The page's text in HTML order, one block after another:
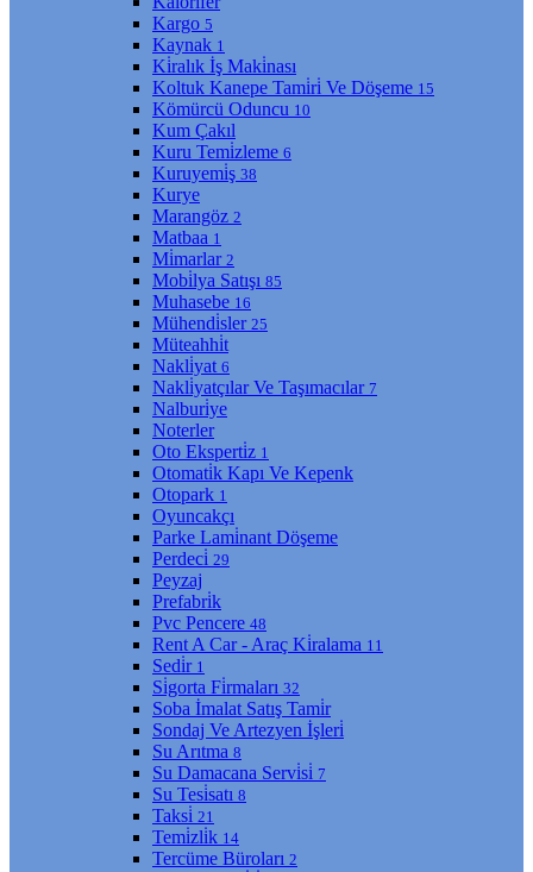
Kargo 5
Kaynak 1
Ki̇ralık İş Maki̇nası
Koltuk Kanepe Tami̇ri̇ Ve Döşeme 15
Kömürcü Oduncu 10
Kum Çakıl
Kuru Temi̇zleme 6
Kuruyemi̇ş 38
Kurye
Marangöz 2
Matbaa 1
Mi̇marlar 2
Mobi̇lya Satışı 85
Muhasebe 16
Mühendi̇sler 25
Müteahhi̇t
Nakli̇yat 6
Nakli̇yatçılar Ve Taşımacılar 7
Nalburi̇ye
Noterler
Oto Eksperti̇z 1
Otomati̇k Kapı Ve Kepenk
Otopark 1
Oyuncakçı
Parke Lami̇nant Döşeme
Perdeci̇ 29
Peyzaj
Prefabri̇k
Pvc Pencere 48
Rent A Car - Araç Ki̇ralama 11
Sedi̇r 1
Si̇gorta Fi̇rmaları 32
Soba İmalat Satış Tami̇r
Sondaj Ve Artezyen İşleri̇
Su Arıtma 8
Su Damacana Servi̇si̇ 7
Su Tesi̇satı 8
Taksi̇ 21
Temi̇zli̇k 14
Tercüme Büroları 2